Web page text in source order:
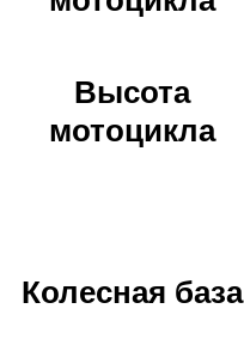
Высота
мотоцикла
Колесная база